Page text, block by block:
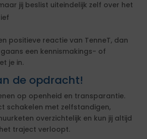
jij beslist uiteindelijk zelf over het
positieve reactie van TenneT, dan
een kennismakings- of
je in.
de opdracht!
op openheid en transparantie.
schakelen met zelfstandigen,
overzichtelijk en kun jij altijd
traject verloopt.